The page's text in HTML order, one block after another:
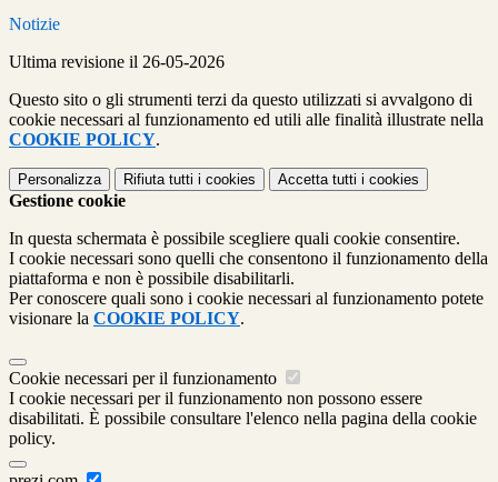
Notizie
Ultima revisione il 26-05-2026
Questo sito o gli strumenti terzi da questo utilizzati si avvalgono di
cookie necessari al funzionamento ed utili alle finalità illustrate nella
COOKIE POLICY.
Personalizza Rifiuta tutti i cookies Accetta tutti i cookies
Gestione cookie
In questa schermata è possibile scegliere quali cookie consentire.
I cookie necessari sono quelli che consentono il funzionamento della
piattaforma e non è possibile disabilitarli.
Per conoscere quali sono i cookie necessari al funzionamento potete
visionare la COOKIE POLICY.
Cookie necessari per il funzionamento
I cookie necessari per il funzionamento non possono essere
disabilitati. È possibile consultare l'elenco nella pagina della cookie
policy.